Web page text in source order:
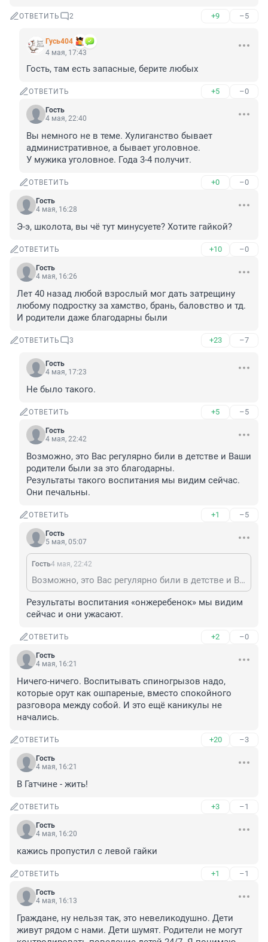
ОТВЕТИТЬ 2 +9 –5
Гусь404
4 мая, 17:43
Гость, там есть запасные, берите любых
ОТВЕТИТЬ +5 –0
Гость
4 мая, 22:40
Вы немного не в теме. Хулиганство бывает
административное, а бывает уголовное.
У мужика уголовное. Года 3-4 получит.
ОТВЕТИТЬ +0 –0
Гость
4 мая, 16:28
Э-э, школота, вы чё тут минусуете? Хотите гайкой?
ОТВЕТИТЬ +10 –0
Гость
4 мая, 16:26
Лет 40 назад любой взрослый мог дать затрещину
любому подростку за хамство, брань, баловство и тд.
И родители даже благодарны были
ОТВЕТИТЬ 3 +23 –7
Гость
4 мая, 17:23
Не было такого.
ОТВЕТИТЬ +5 –5
Гость
4 мая, 22:42
Возможно, это Вас регулярно били в детстве и Ваши
родители были за это благодарны.
Результаты такого воспитания мы видим сейчас.
Они печальны.
ОТВЕТИТЬ +1 –5
Гость
5 мая, 05:07
Гость4 мая, 22:42
Возможно, это Вас регулярно били в детстве и Ваши родители были за это благодарны. Результаты такого воспитания мы видим сейчас. Они печальны.
Результаты воспитания «онжеребенок» мы видим
сейчас и они ужасают.
ОТВЕТИТЬ +2 –0
Гость
4 мая, 16:21
Ничего-ничего. Воспитывать спиногрызов надо,
которые орут как ошпареные, вместо спокойного
разговора между собой. И это ещё каникулы не
начались.
ОТВЕТИТЬ +20 –3
Гость
4 мая, 16:21
В Гатчине - жить!
ОТВЕТИТЬ +3 –1
Гость
4 мая, 16:20
кажись пропустил с левой гайки
ОТВЕТИТЬ +1 –1
Гость
4 мая, 16:13
Граждане, ну нельзя так, это невеликодушно. Дети
живут рядом с нами. Дети шумят. Родители не могут